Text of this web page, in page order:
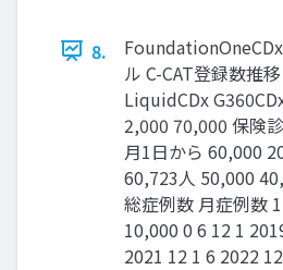
8.
ル C-CAT登録数推
LiquidCDx
2,000 70,000 保険
月1日から 60,000
60,723人 50,000
総症例数 月症例数
10,000 0 6 12 1
2021 12 1 6 2022